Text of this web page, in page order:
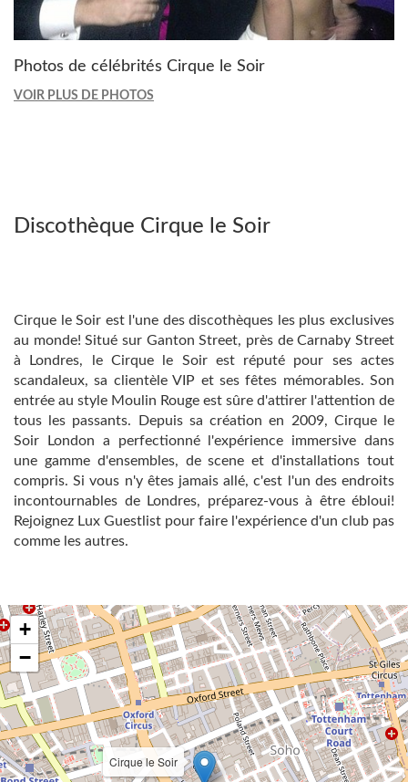
Photos de célébrités Cirque le Soir
VOIR PLUS DE PHOTOS
Discothèque Cirque le Soir
Cirque le Soir est l'une des discothèques les plus exclusives
au monde! Situé sur Ganton Street, près de Carnaby Street
à Londres, le Cirque le Soir est réputé pour ses actes
scandaleux, sa clientèle VIP et ses fêtes mémorables. Son
entrée au style Moulin Rouge est sûre d'attirer l'attention de
tous les passants. Depuis sa création en 2009, Cirque le
Soir London a perfectionné l'expérience immersive dans
une gamme d'ensembles, de scene et d'installations tout
compris. Si vous n'y êtes jamais allé, c'est l'un des endroits
incontournables de Londres, préparez-vous à être ébloui!
Rejoignez Lux Guestlist pour faire l'expérience d'un club pas
comme les autres.